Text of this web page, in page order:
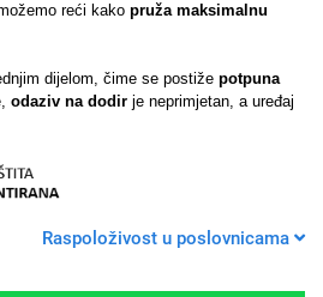
reći kako pruža maksimalnu
dijelom, čime se postiže potpuna
odaziv na dodirje neprimjetan, a uređaj
Raspoloživost u poslovnicama